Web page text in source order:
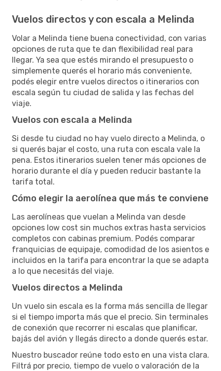
Vuelos directos y con escala a Melinda
Volar a Melinda tiene buena conectividad, con varias
opciones de ruta que te dan flexibilidad real para
llegar. Ya sea que estés mirando el presupuesto o
simplemente querés el horario más conveniente,
podés elegir entre vuelos directos o itinerarios con
escala según tu ciudad de salida y las fechas del
viaje.
Vuelos con escala a Melinda
Si desde tu ciudad no hay vuelo directo a Melinda, o
si querés bajar el costo, una ruta con escala vale la
pena. Estos itinerarios suelen tener más opciones de
horario durante el día y pueden reducir bastante la
tarifa total.
Cómo elegir la aerolínea que más te conviene
Las aerolíneas que vuelan a Melinda van desde
opciones low cost sin muchos extras hasta servicios
completos con cabinas premium. Podés comparar
franquicias de equipaje, comodidad de los asientos e
incluidos en la tarifa para encontrar la que se adapta
a lo que necesitás del viaje.
Vuelos directos a Melinda
Un vuelo sin escala es la forma más sencilla de llegar
si el tiempo importa más que el precio. Sin terminales
de conexión que recorrer ni escalas que planificar,
bajás del avión y llegás directo a donde querés estar.
Nuestro buscador reúne todo esto en una vista clara.
Filtrá por precio, tiempo de vuelo o valoración de la